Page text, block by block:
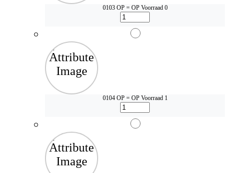
0103 OP = OP Voorraad 0
0104 OP = OP Voorraad 1